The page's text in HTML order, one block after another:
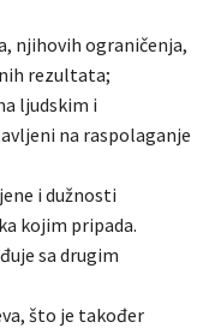
njihovih ograničenja,
rezultata;
ljudskim i
na raspolaganje
i dužnosti
kojim pripada.
sa drugim
što je također